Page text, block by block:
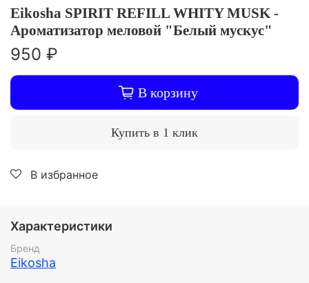
Eikosha SPIRIT REFILL WHITY MUSK -
Ароматизатор меловой "Белый мускус"
950 ₽
В корзину
Купить в 1 клик
В избранное
Характеристики
Бренд
Eikosha